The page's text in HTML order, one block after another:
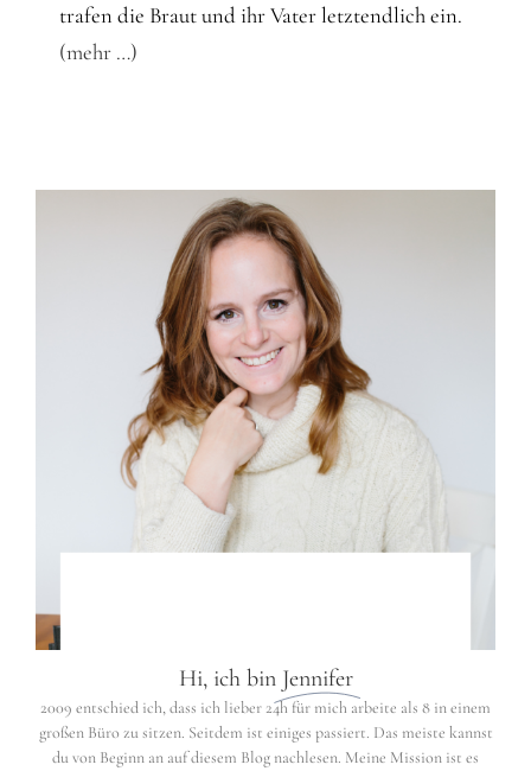
trafen die Braut und ihr Vater letztendlich ein.
(mehr …)
Hi, ich bin Jennifer
2009 entschied ich, dass ich lieber 24h für mich arbeite als 8 in einem
großen Büro zu sitzen. Seitdem ist einiges passiert. Das meiste kannst
du von Beginn an auf diesem Blog nachlesen. Meine Mission ist es